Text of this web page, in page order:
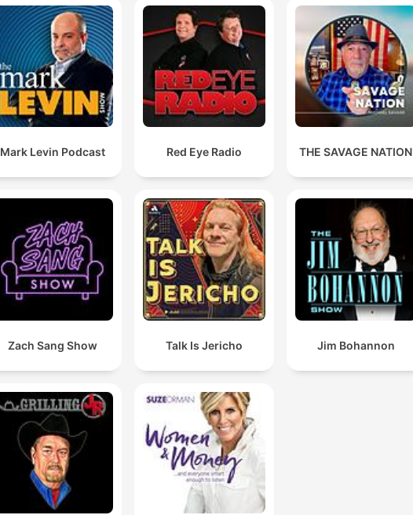
Mark Levin Podcast Red Eye Radio THE SAVAGE NATION
Zach Sang Show Talk Is Jericho Jim Bohannon